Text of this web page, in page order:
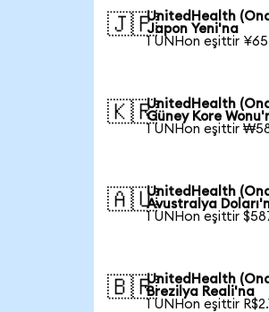
🇯🇵UnitedHealth
Japon Yeni'na
1 UNHon eşittir
🇰🇷UnitedHealth
Güney Kore
1 UNHon eşittir
🇦🇺UnitedHealth
Avustralya
1 UNHon eşittir
🇧🇷UnitedHealth
Brezilya Reali'na
1 UNHon eşittir